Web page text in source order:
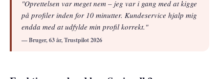
"Oprettelsen var meget nem – jeg var i gang med at kigge
på profiler inden for 10 minutter. Kundeservice hjalp mig
endda med at udfylde min profil korrekt."
— Bruger, 63 år, Trustpilot 2026